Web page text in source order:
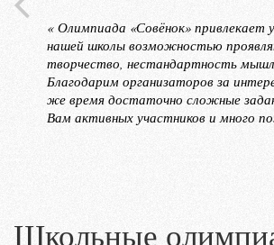
« Олимпиада «Совёнок» привлекает
нашей школы возможностью
творчество, нестандартность
Благодарим организаторов за
же время достаточно сложные
Вам активных участников и много
Школьные